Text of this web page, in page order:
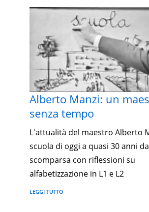
Alberto Manzi: un
senza tempo
L'attualità del maestro Alberto
scuola di oggi a quasi 30 anni
scomparsa con riflessioni su
alfabetizzazione in L1 e L2
LEGGI TUTTO